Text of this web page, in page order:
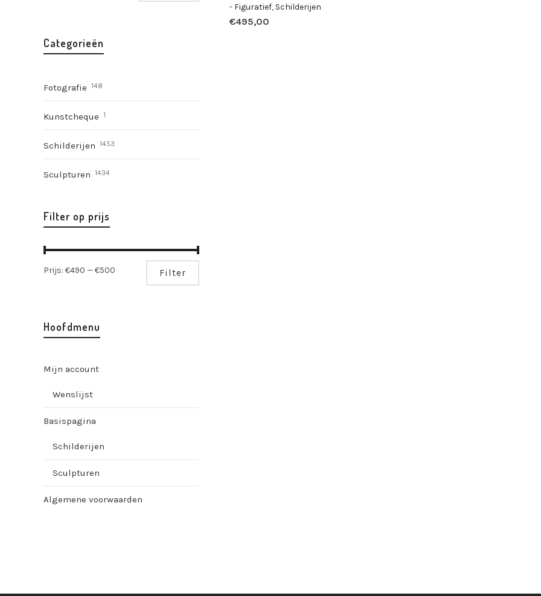
- Figuratief, Schilderijen
€495,00
Categorieën
Fotografie 148
Kunstcheque 1
Schilderijen 1453
Sculpturen 1434
Filter op prijs
prijs
prijs
Filter
Prijs: €490 —€500
Hoofdmenu
Mijn account
Wenslijst
Basispagina
Schilderijen
Sculpturen
Algemene voorwaarden